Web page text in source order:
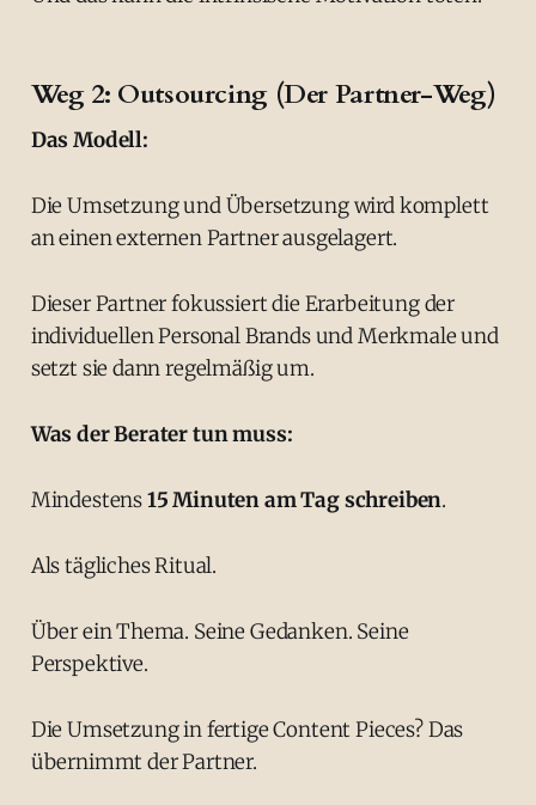
Weg 2: Outsourcing (Der Partner-Weg)
Das Modell:
Die Umsetzung und Übersetzung wird komplett
an einen externen Partner ausgelagert.
Dieser Partner fokussiert die Erarbeitung der
individuellen Personal Brands und Merkmale und
setzt sie dann regelmäßig um.
Was der Berater tun muss:
Mindestens15 Minuten am Tag schreiben.
Als tägliches Ritual.
Über ein Thema. Seine Gedanken. Seine
Perspektive.
Die Umsetzung in fertige Content Pieces? Das
übernimmt der Partner.